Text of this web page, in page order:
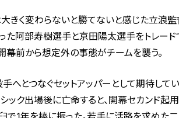
きく変わらないと勝てないと感じた立浪
た阿部寿樹選手と京田陽太選手をトレード
幕前から想定外の事態がチームを襲う。
へとつなぐセットアッパーとして期待して
ック出場後に亡命すると、開幕セカンド起